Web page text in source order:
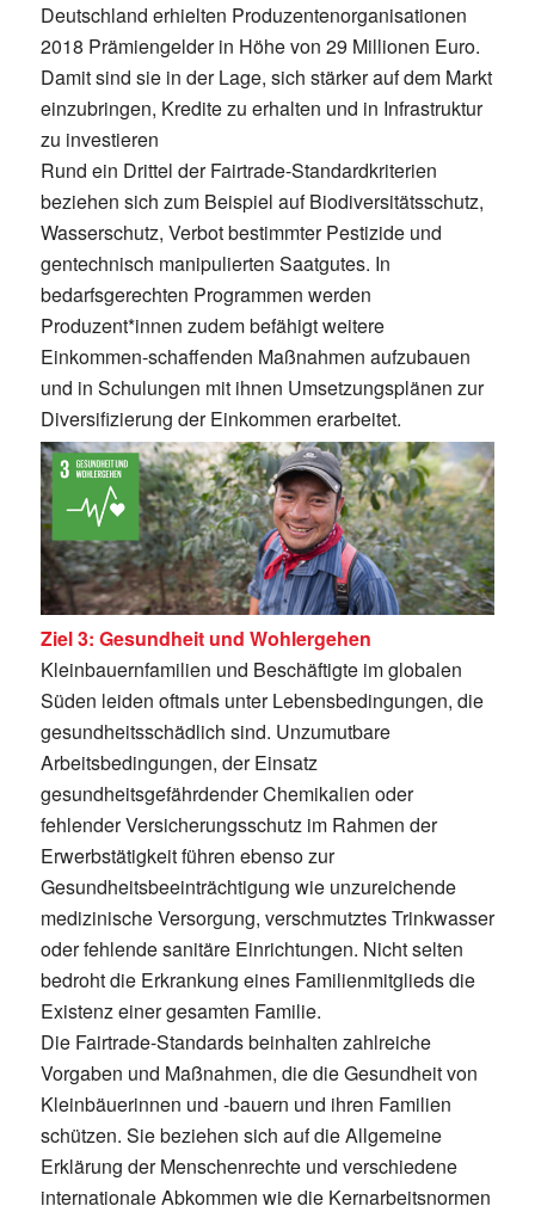
Deutschland erhielten Produzentenorganisationen
2018 Prämiengelder in Höhe von 29 Millionen Euro.
Damit sind sie in der Lage, sich stärker auf dem Markt
einzubringen, Kredite zu erhalten und in Infrastruktur
zu investieren
Rund ein Drittel der Fairtrade-Standardkriterien
beziehen sich zum Beispiel auf Biodiversitätsschutz,
Wasserschutz, Verbot bestimmter Pestizide und
gentechnisch manipulierten Saatgutes. In
bedarfsgerechten Programmen werden
Produzent*innen zudem befähigt weitere
Einkommen-schaffenden Maßnahmen aufzubauen
und in Schulungen mit ihnen Umsetzungsplänen zur
Diversifizierung der Einkommen erarbeitet.
Ziel 3: Gesundheit und Wohlergehen
Kleinbauernfamilien und Beschäftigte im globalen
Süden leiden oftmals unter Lebensbedingungen, die
gesundheitsschädlich sind. Unzumutbare
Arbeitsbedingungen, der Einsatz
gesundheitsgefährdender Chemikalien oder
fehlender Versicherungsschutz im Rahmen der
Erwerbstätigkeit führen ebenso zur
Gesundheitsbeeinträchtigung wie unzureichende
medizinische Versorgung, verschmutztes Trinkwasser
oder fehlende sanitäre Einrichtungen. Nicht selten
bedroht die Erkrankung eines Familienmitglieds die
Existenz einer gesamten Familie.
Die Fairtrade-Standards beinhalten zahlreiche
Vorgaben und Maßnahmen, die die Gesundheit von
Kleinbäuerinnen und -bauern und ihren Familien
schützen. Sie beziehen sich auf die Allgemeine
Erklärung der Menschenrechte und verschiedene
internationale Abkommen wie die Kernarbeitsnormen